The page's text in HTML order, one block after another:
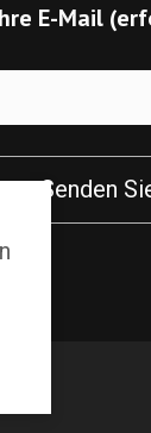
E-Mail
Senden